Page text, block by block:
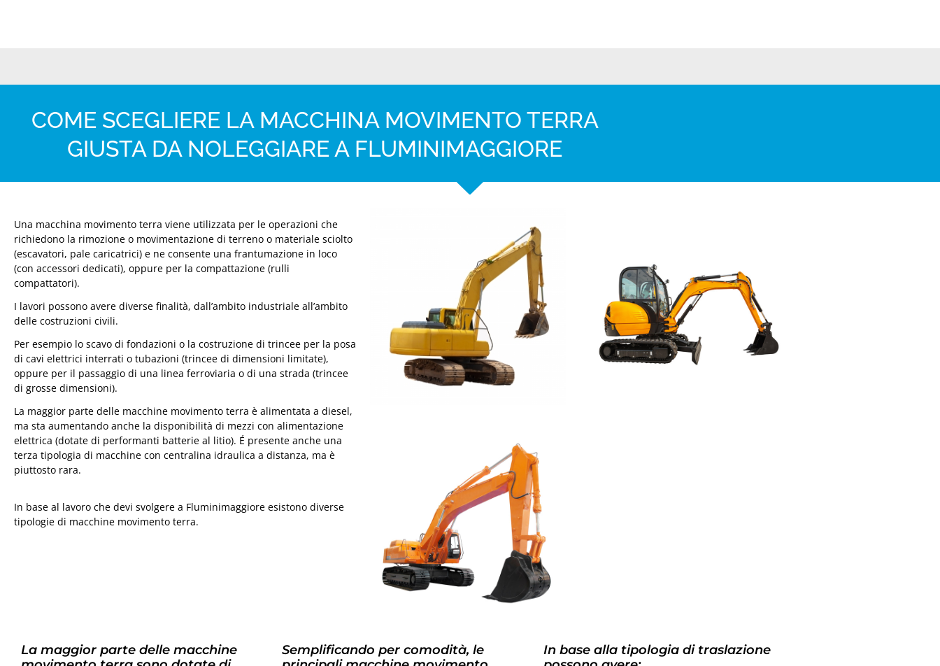
COME SCEGLIERE LA MACCHINA MOVIMENTO TERRA
GIUSTA DA NOLEGGIARE A FLUMINIMAGGIORE
Una macchina movimento terra viene utilizzata per le operazioni che
richiedono la rimozione o movimentazione di terreno o materiale sciolto
(escavatori, pale caricatrici) e ne consente una frantumazione in loco
(con accessori dedicati), oppure per la compattazione (rulli
compattatori).
I lavori possono avere diverse finalità, dall’ambito industriale all’ambito
delle costruzioni civili.
Per esempio lo scavo di fondazioni o la costruzione di trincee per la posa
di cavi elettrici interrati o tubazioni (trincee di dimensioni limitate),
oppure per il passaggio di una linea ferroviaria o di una strada (trincee
di grosse dimensioni).
La maggior parte delle macchine movimento terra è alimentata a diesel,
ma sta aumentando anche la disponibilità di mezzi con alimentazione
elettrica (dotate di performanti batterie al litio). É presente anche una
terza tipologia di macchine con centralina idraulica a distanza, ma è
piuttosto rara.
In base al lavoro che devi svolgere a Fluminimaggiore esistono diverse
tipologie di macchine movimento terra.
La maggior parte delle macchine
Semplificando per comodità, le
In base alla tipologia di traslazione